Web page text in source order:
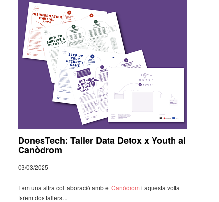
DonesTech: Taller Data Detox x Youth al
Canòdrom
03/03/2025
Fem una altra col·­la­bo­ra­ció amb elCanò­drom i aquesta volta
farem dos tallers…